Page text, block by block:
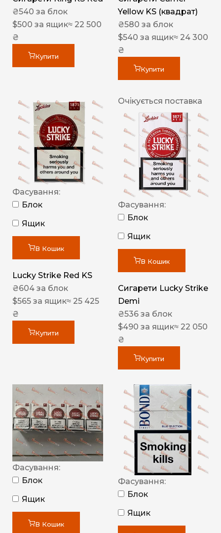
₴540 за блок
$500 за ящик≈ 22 500
₴
Купити
Yellow KS (квадрат)
₴580 за блок
$540 за ящик≈ 24 300
₴
Купити
Фасування:
Блок
Ящик
В Кошик
Lucky Strike Red KS
₴604 за блок
$565 за ящик≈ 25 425
₴
Купити
Очікується поставка
Фасування:
Блок
Ящик
В Кошик
Сигарети Lucky Strike
Demi
₴536 за блок
$490 за ящик≈ 22 050
₴
Купити
Фасування:
Блок
Ящик
В Кошик
Фасування:
Блок
Ящик